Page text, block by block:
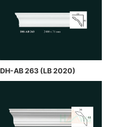
DH-AB 263 (LB 2020)